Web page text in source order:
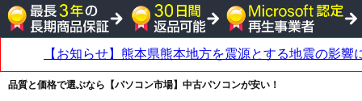
品質と価格で選ぶなら【パソコン市場】中古パソコンが安い！